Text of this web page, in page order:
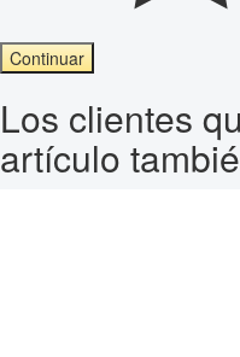
Continuar
Los clientes
artículo